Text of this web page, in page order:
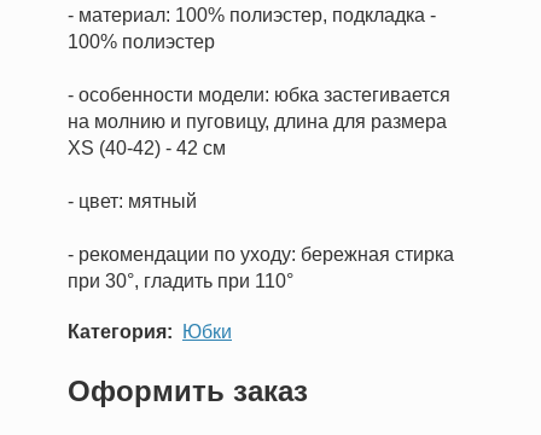
- материал: 100% полиэстер, подкладка -
100% полиэстер
- особенности модели: юбка застегивается
на молнию и пуговицу, длина для размера
XS (40-42) - 42 см
- цвет: мятный
- рекомендации по уходу: бережная стирка
при 30°, гладить при 110°
Категория Юбки
Оформить заказ